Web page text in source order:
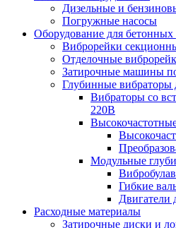
Дизельные и
Погружные насосы
Оборудование для бетонных
Виброрейки
Отделочные
Затирочные машины
Глубинные вибраторы
Вибраторы со
220В
Модульные
Гибкие
Двигатели
Расходные материалы
Затирочные диски и